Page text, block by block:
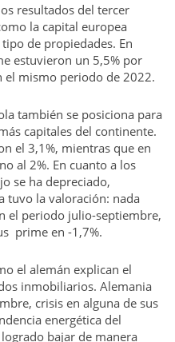
resultados del tercer
la capital europea
de propiedades. En
estuvieron un 5,5% por
el mismo periodo de 2022.
también se posiciona para
capitales del continente.
el 3,1%, mientras que en
al 2%. En cuanto a los
se ha depreciado,
tuvo la valoración: nada
el periodo julio-septiembre,
prime en -1,7%.
el alemán explican el
inmobiliarios. Alemania
crisis en alguna de sus
energética del
bajar de manera